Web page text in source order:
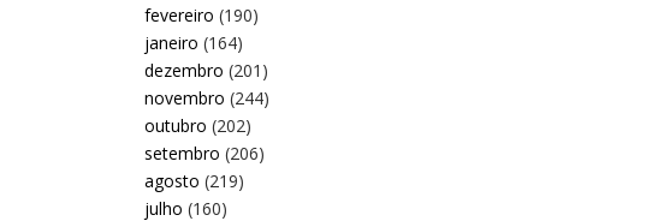
fevereiro (190)
janeiro (164)
dezembro (201)
novembro (244)
outubro (202)
setembro (206)
agosto (219)
julho (160)